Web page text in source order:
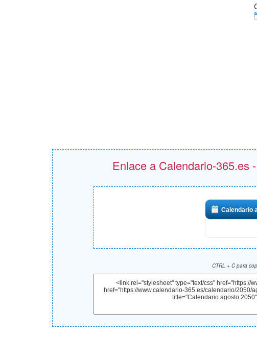
Enlace a Calendario-365.es
Calendario
CTRL + C para